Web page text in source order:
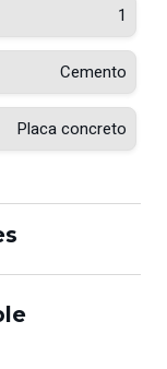
1
Cemento
Placa concreto